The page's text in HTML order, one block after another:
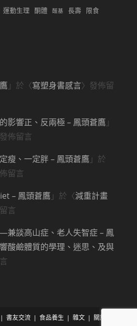
運動生理 酮體 醛基 長壽 限食
」於〈寫塑身書感言〉發佈留
影響正、反兩極 – 鳳頭蒼鷹
佈留言
瘦、一定胖 – 鳳頭蒼鷹 」於
留言
– 鳳頭蒼鷹 」於〈減重計畫
言
談高山症、老人失智症 – 鳳
酸鹼體質的學理、迷思、及與
書友交流 食品養生 雜文 關於我